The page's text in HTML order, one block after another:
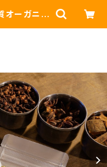
オーガニッ